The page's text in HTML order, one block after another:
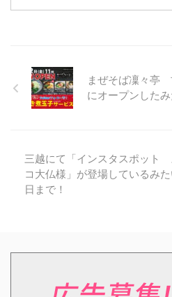
まぜそば凜々亭
にオープンしたみ
三越にて「インスタスポット
コ大仏様」が登場しているみ
日まで！